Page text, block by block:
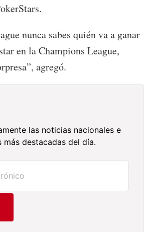
nunca sabes quién va a ganar
en la Champions League,
agregó.
las noticias nacionales e
más destacadas del día.